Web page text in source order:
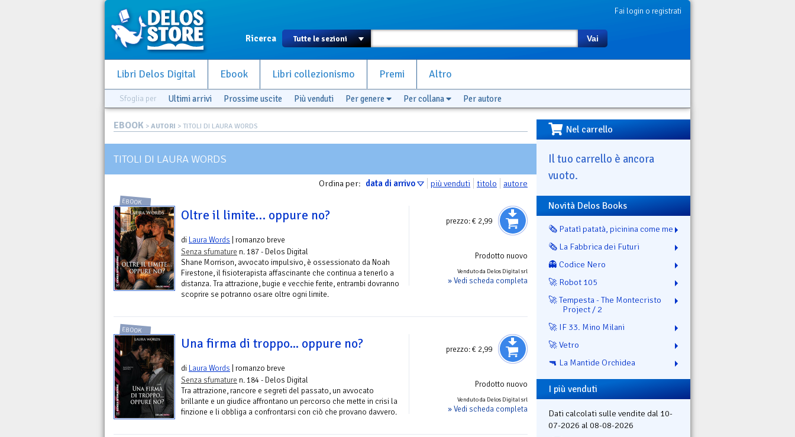
Fai login o registrati
Ricerca Vai
Libri Delos Digital Ebook Libri collezionismo Premi Altro
Sfoglia per Ultimi arrivi Prossime uscite Più venduti Per genere Per collana Per autore
EBOOK > AUTORI > TITOLI DI LAURA WORDS
TITOLI DI LAURA WORDS
Ordina per: data di arrivo più venduti titolo autore
prezzo:€ 2,99
Prodotto nuovo
Venduto da Delos Digital srl
» Vedi scheda completa
EBOOK
Oltre il limite… oppure no?
di Laura Words | romanzo breve
Senza sfumature n. 187 - Delos Digital
Shane Morrison, avvocato impulsivo, è ossessionato da Noah
Firestone, il fisioterapista affascinante che continua a tenerlo a
distanza. Tra attrazione, bugie e vecchie ferite, entrambi dovranno
scoprire se potranno osare oltre ogni limite.
prezzo:€ 2,99
Prodotto nuovo
Venduto da Delos Digital srl
» Vedi scheda completa
EBOOK
Una firma di troppo... oppure no?
di Laura Words | romanzo breve
Senza sfumature n. 184 - Delos Digital
Tra attrazione, rancore e segreti del passato, un avvocato
brillante e un giudice affrontano un percorso che mette in crisi la
finzione e li obbliga a confrontarsi con ciò che provano davvero.
Nel carrello
Il tuo carrello è ancora
vuoto.
Novità Delos Books
🗞️ Patatì patatà, picinina come me
🗞️ La Fabbrica dei Futuri
👻 Codice Nero
🚀 Robot 105
🚀 Tempesta - The Montecristo
Project / 2
🚀 IF 33. Mino Milani
🚀 Vetro
🔫 La Mantide Orchidea
I più venduti
Dati calcolati sulle vendite dal 10-
07-2026 al 08-08-2026